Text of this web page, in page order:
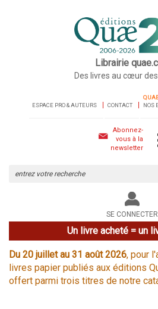
Librairie
Des livres au cœur
ESPACE PRO & AUTEURS CONTACT
NOS
Abonnez-
vous à la
newsletter
le
site
SE CONNECTER
Un livre acheté = un
Du 20 juillet au 31 août 2026, pour
livres papier publiés aux éditions
offert parmi trois titres de notre